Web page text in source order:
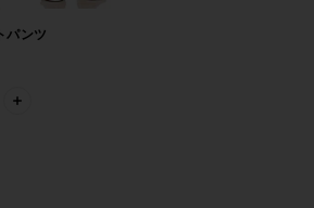
パンツ
PLUS ICON TO SEE MORE OPTIONS
RESILLE RAYE トップ